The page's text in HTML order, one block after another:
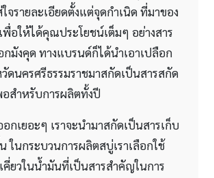
จรายละเอียดตั้งแต่จุดกำเนิด ที่มาของ
อให้ได้คุณประโยชน์เต็มๆ อย่างสาร
กมังคุด ทางแบรนด์ก็ได้นำเอาเปลือก
ดนครศรีธรรมราชมาสกัดเป็นสารสกัด
อสำหรับการผลิตทั้งปี
กเยอะๆ เราจะนำมาสกัดเป็นสารเก็บ
ในกระบวนการผลิตสบู่เราเลือกใช้
ยวในน้ำมันที่เป็นสารสำคัญในการ